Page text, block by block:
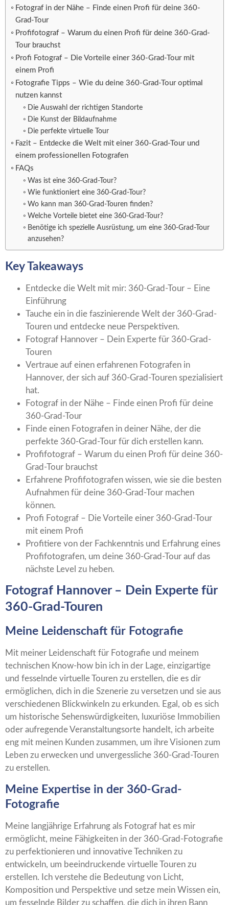
Fotograf in der Nähe – Finde einen Profi für deine 360-
Grad-Tour
Profifotograf – Warum du einen Profi für deine 360-Grad-
Tour brauchst
Profi Fotograf – Die Vorteile einer 360-Grad-Tour mit
einem Profi
Fotografie Tipps – Wie du deine 360-Grad-Tour optimal
nutzen kannst
Die Auswahl der richtigen Standorte
Die Kunst der Bildaufnahme
Die perfekte virtuelle Tour
Fazit – Entdecke die Welt mit einer 360-Grad-Tour und
einem professionellen Fotografen
FAQs
Was ist eine 360-Grad-Tour?
Wie funktioniert eine 360-Grad-Tour?
Wo kann man 360-Grad-Touren finden?
Welche Vorteile bietet eine 360-Grad-Tour?
Benötige ich spezielle Ausrüstung, um eine 360-Grad-Tour
anzusehen?
Key Takeaways
Entdecke die Welt mit mir: 360-Grad-Tour – Eine
Einführung
Tauche ein in die faszinierende Welt der 360-Grad-
Touren und entdecke neue Perspektiven.
Fotograf Hannover – Dein Experte für 360-Grad-
Touren
Vertraue auf einen erfahrenen Fotografen in
Hannover, der sich auf 360-Grad-Touren spezialisiert
hat.
Fotograf in der Nähe – Finde einen Profi für deine
360-Grad-Tour
Finde einen Fotografen in deiner Nähe, der die
perfekte 360-Grad-Tour für dich erstellen kann.
Profifotograf – Warum du einen Profi für deine 360-
Grad-Tour brauchst
Erfahrene Profifotografen wissen, wie sie die besten
Aufnahmen für deine 360-Grad-Tour machen
können.
Profi Fotograf – Die Vorteile einer 360-Grad-Tour
mit einem Profi
Profitiere von der Fachkenntnis und Erfahrung eines
Profifotografen, um deine 360-Grad-Tour auf das
nächste Level zu heben.
Fotograf Hannover – Dein Experte für
360-Grad-Touren
Meine Leidenschaft für Fotografie
Mit meiner Leidenschaft für Fotografie und meinem
technischen Know-how bin ich in der Lage, einzigartige
und fesselnde virtuelle Touren zu erstellen, die es dir
ermöglichen, dich in die Szenerie zu versetzen und sie aus
verschiedenen Blickwinkeln zu erkunden. Egal, ob es sich
um historische Sehenswürdigkeiten, luxuriöse Immobilien
oder aufregende Veranstaltungsorte handelt, ich arbeite
eng mit meinen Kunden zusammen, um ihre Visionen zum
Leben zu erwecken und unvergessliche 360-Grad-Touren
zu erstellen.
Meine Expertise in der 360-Grad-
Fotografie
Meine langjährige Erfahrung als Fotograf hat es mir
ermöglicht, meine Fähigkeiten in der 360-Grad-Fotografie
zu perfektionieren und innovative Techniken zu
entwickeln, um beeindruckende virtuelle Touren zu
erstellen. Ich verstehe die Bedeutung von Licht,
Komposition und Perspektive und setze mein Wissen ein,
um fesselnde Bilder zu schaffen, die dich in ihren Bann